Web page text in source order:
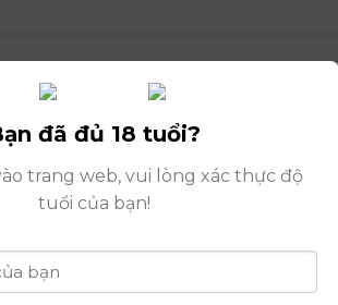
đã đủ 18 tuổi?
trang web, vui lòng xác thực độ
tuổi của bạn!